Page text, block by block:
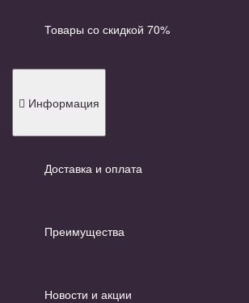
Товары со скидкой 70%
Информация
Доставка и оплата
Преимущества
Новости и акции